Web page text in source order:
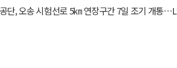
, 오송 시험선로 5㎞ 연장구간 7일 조기 개통…LA 메트로 사업 지원